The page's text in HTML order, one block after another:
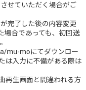
せていただく場合がご
完了した後の内容変更
場合であっても、初回送
mu-moにてダウンロー
は入力に不備がある際は
再生画面と間違われる方